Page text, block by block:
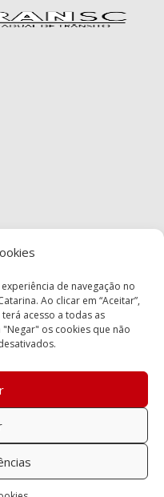
de navegação no
Ao clicar em “Aceitar”,
acesso a todas as
os cookies que não
SC - Governo de